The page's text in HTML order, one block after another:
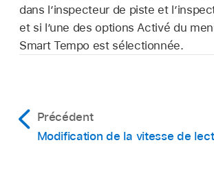
dans l’inspecteur de piste et
et si l’une des options Activé du
Smart Tempo est sélectionnée.
Précédent
Modification de la vitesse de